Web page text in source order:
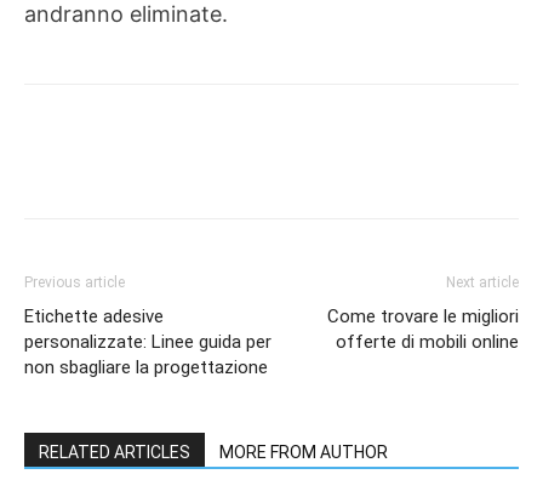
andranno eliminate.
Previous article
Etichette adesive
personalizzate: Linee guida per
non sbagliare la progettazione
Next article
Come trovare le migliori
offerte di mobili online
RELATED ARTICLES MORE FROM AUTHOR